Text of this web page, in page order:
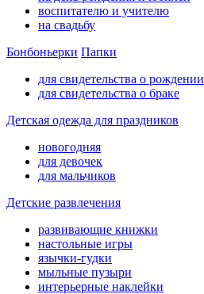
воспитателю и учителю
на свадьбу
Бонбоньерки Папки
для свидетельства о рождении
для свидетельства о браке
Детская одежда для праздников
новогодняя
для девочек
для мальчиков
Детские развлечения
развивающие книжки
настольные игры
язычки-гудки
мыльные пузыри
интерьерные наклейки